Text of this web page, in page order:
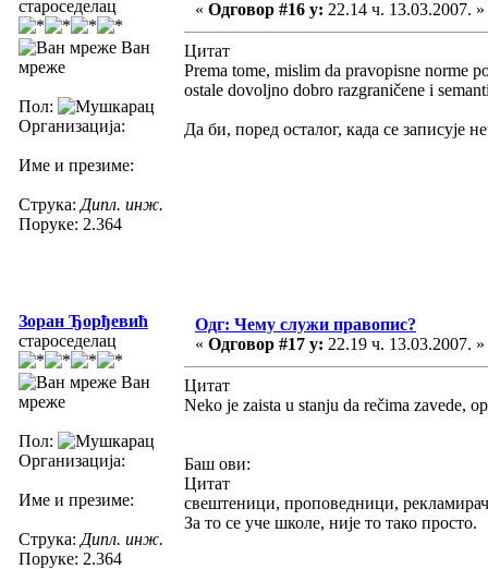
староседелац
Ван
мреже
Пол:
Организација:
Име и презиме:
Струка: Дипл. инж.
Поруке: 2.364
« Одговор #16 у: 22.14 ч. 13.03.2007. »
Цитат
Prema tome, mislim da pravopisne norme
ostale dovoljno dobro razgraničene i
Да би, поред осталог, када се записује
Зоран Ђорђевић
староседелац
Ван
мреже
Пол:
Организација:
Име и презиме:
Струка: Дипл. инж.
Поруке: 2.364
Одг: Чему служи правопис?
« Одговор #17 у: 22.19 ч. 13.03.2007. »
Цитат
Neko je zaista u stanju da rečima zavede,
Баш ови:
Цитат
свештеници, проповедници,
За то се уче школе, није то тако просто.